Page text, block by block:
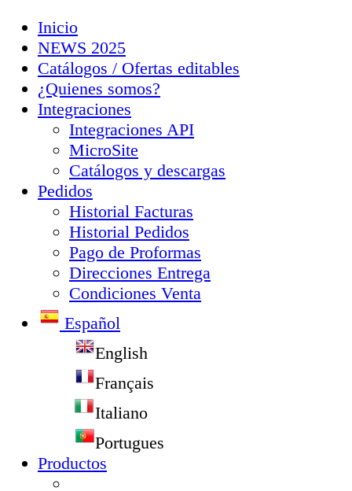
Inicio
NEWS 2025
Catálogos / Ofertas editables
¿Quienes somos?
Integraciones
Integraciones API
MicroSite
Catálogos y descargas
Pedidos
Historial Facturas
Historial Pedidos
Pago de Proformas
Direcciones Entrega
Condiciones Venta
Español
English
Français
Italiano
Portugues
Productos